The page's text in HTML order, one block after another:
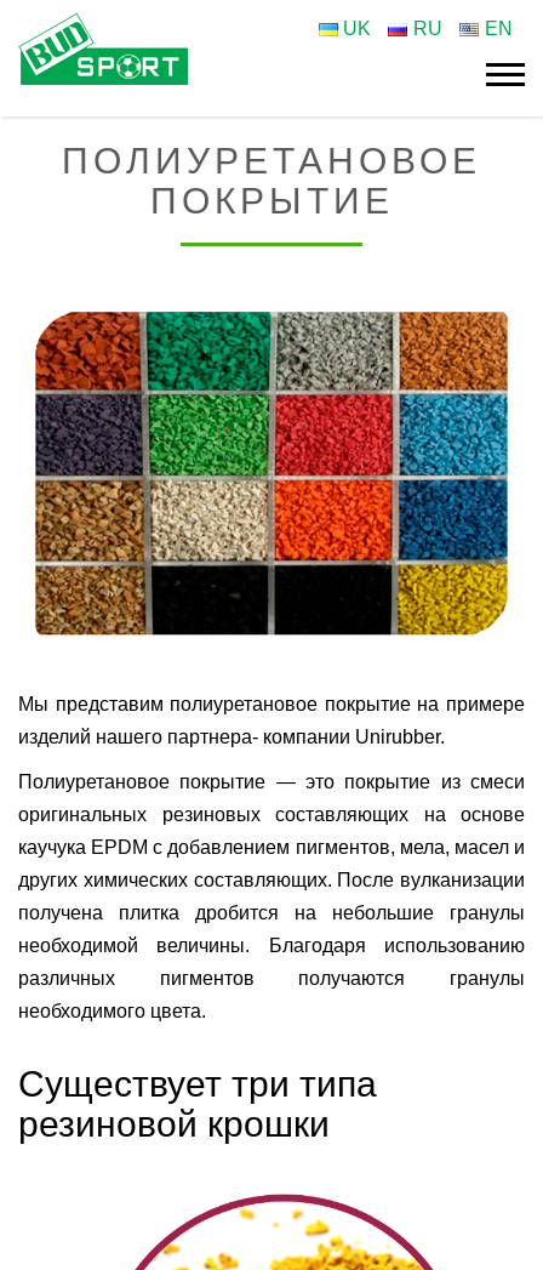
UK RU EN
ПОЛИУРЕТАНОВОЕ
ПОКРЫТИЕ
Мы представим полиуретановое покрытие на примере
изделий нашего партнера- компании Unirubber.
Полиуретановое покрытие — это покрытие из смеси
оригинальных резиновых составляющих на основе
каучука EPDM с добавлением пигментов, мела, масел и
других химических составляющих. После вулканизации
получена плитка дробится на небольшие гранулы
необходимой величины. Благодаря использованию
различных пигментов получаются гранулы
необходимого цвета.
Существует три типа
резиновой крошки